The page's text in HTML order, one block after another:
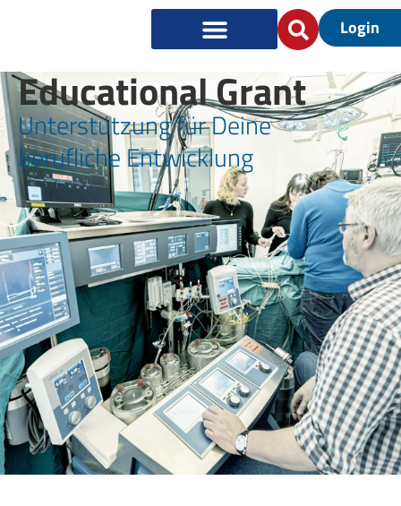
Login
Educational Grant
Unterstützung für Deine
berufliche Entwicklung